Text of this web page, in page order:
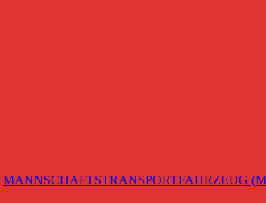
MANNSCHAFTSTRANSPORTFAHRZEUG